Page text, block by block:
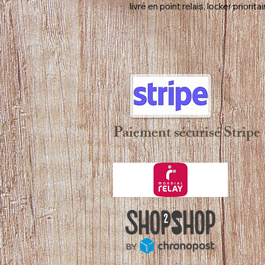
livré en point relais, locker
Paiement sécurisé Stripe